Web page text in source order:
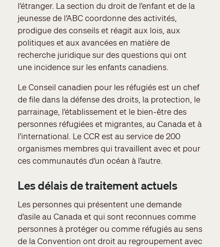
l’étranger. La section du droit de l’enfant et de la
jeunesse de l’ABC coordonne des activités,
prodigue des conseils et réagit aux lois, aux
politiques et aux avancées en matière de
recherche juridique sur des questions qui ont
une incidence sur les enfants canadiens.
Le Conseil canadien pour les réfugiés est un chef
de file dans la défense des droits, la protection, le
parrainage, l’établissement et le bien-être des
personnes réfugiées et migrantes, au Canada et à
l’international. Le CCR est au service de 200
organismes membres qui travaillent avec et pour
ces communautés d’un océan à l’autre.
Les délais de traitement actuels
Les personnes qui présentent une demande
d’asile au Canada et qui sont reconnues comme
personnes à protéger ou comme réfugiés au sens
de la Convention ont droit au regroupement avec